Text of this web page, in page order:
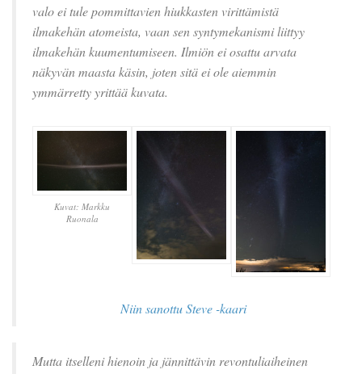
valo ei tule pommittavien hiukkasten virittämistä
ilmakehän atomeista, vaan sen syntymekanismi liittyy
ilmakehän kuumentumiseen. Ilmiön ei osattu arvata
näkyvän maasta käsin, joten sitä ei ole aiemmin
ymmärretty yrittää kuvata.
Kuvat: Markku
Ruonala
Niin sanottu Steve -kaari
Mutta itselleni hienoin ja jännittävin revontuliaiheinen